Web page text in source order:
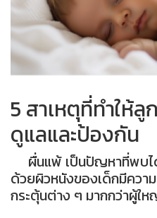
5 สาเหตุที่ทำให้
ดูแลและป้องกัน
ผื่นแพ้ เป็นปัญหาที่พบไ
ด้วยผิวหนังของเด็กมีควา
กระตุ้นต่าง ๆ มากกว่าผู้ใ